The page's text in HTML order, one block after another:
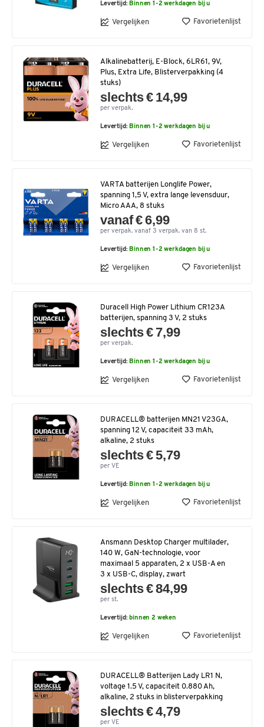
Levertijd:Binnen 1-2 werkdagen bij u
Vergelijken Favorietenlijst
Alkalinebatterij, E-Block, 6LR61, 9V,
Plus, Extra Life, Blisterverpakking (4
stuks)
slechts € 14,99
per verpak.
Levertijd:Binnen 1-2 werkdagen bij u
Vergelijken Favorietenlijst
VARTA batterijen Longlife Power,
spanning 1,5 V, extra lange levensduur,
Micro AAA, 8 stuks
vanaf € 6,99
per verpak. vanaf 3 verpak. van 8 st.
Levertijd:Binnen 1-2 werkdagen bij u
Vergelijken Favorietenlijst
Duracell High Power Lithium CR123A
batterijen, spanning 3 V, 2 stuks
slechts € 7,99
per verpak.
Levertijd:Binnen 1-2 werkdagen bij u
Vergelijken Favorietenlijst
DURACELL® batterijen MN21 V23GA,
spanning 12 V, capaciteit 33 mAh,
alkaline, 2 stuks
slechts € 5,79
per VE
Levertijd:Binnen 1-2 werkdagen bij u
Vergelijken Favorietenlijst
Ansmann Desktop Charger multilader,
140 W, GaN-technologie, voor
maximaal 5 apparaten, 2 x USB-A en
3 x USB-C, display, zwart
slechts € 84,99
per st.
Levertijd:binnen 2 weken
Vergelijken Favorietenlijst
DURACELL® Batterijen Lady LR1 N,
voltage 1.5 V, capaciteit 0.880 Ah,
alkaline, 2 stuks in blisterverpakking
slechts € 4,79
per VE